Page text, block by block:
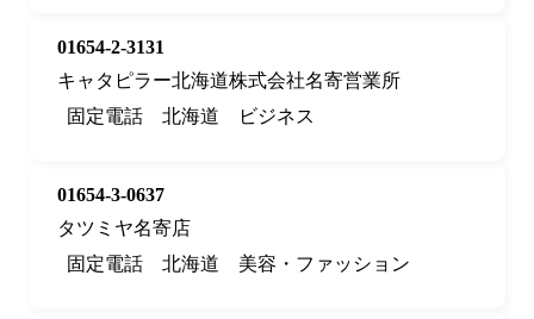
01654-2-3131
キャタピラー北海道株式会社名寄営業所
固定電話
北海道 ビジネス
01654-3-0637
タツミヤ名寄店
固定電話
北海道 美容・ファッション